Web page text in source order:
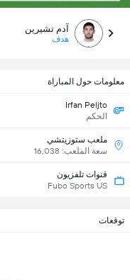
آدم تشيرين
هدف
معلومات حول المباراة
Irfan Peljto
الحكم
ملعب ستوزيتشي
سعة الملعب: 16,038
قنوات تلفزيون
Fubo Sports US
توقعات